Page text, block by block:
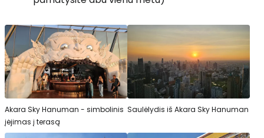
Akara Sky Hanuman - simbolinis
įėjimas į terasą
Saulėlydis iš Akara Sky Hanuman